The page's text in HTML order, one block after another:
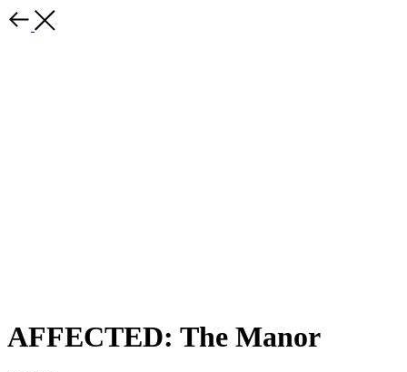
AFFECTED: The Manor